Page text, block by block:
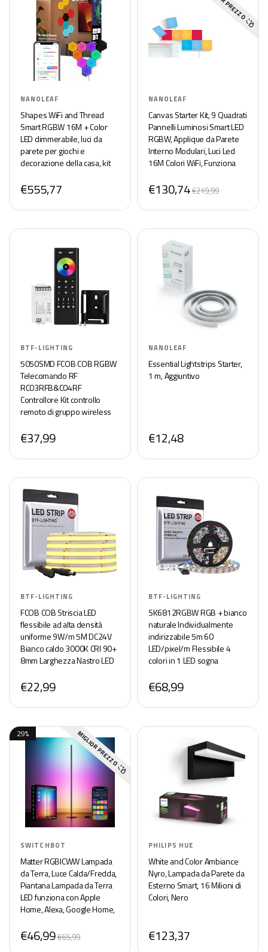
NANOLEAF
Shapes WiFi and Thread
Smart RGBW 16M + Color
LED dimmerabile, luci da
parete per giochi e
decorazione della casa, kit
intelligente con esagoni neri
(confezione da 9
€555,77
NANOLEAF
Canvas Starter Kit, 9 Quadrati
Pannelli Luminosi Smart LED
RGBW, Applique da Parete
Interno Modulari, Luci Led
16M Colori WiFi, Funziona
Monitor, Deco e Gaming
€130,74€219,99
BTF-LIGHTING
5050SMD FCOB COB RGBW
Telecomando RF
RC03RFB&C04RF
Controllore Kit controllo
remoto di gruppo wireless
strisce LED RGBW (+ V R G B
W) a 5 pin DC5V DC12V
DC24V
€37,99
NANOLEAF
Essential Lightstrips Starter,
1 m, Aggiuntivo
€12,48
BTF-LIGHTING
FCOB COB Striscia LED
flessibile ad alta densità
uniforme 9W/m 5M DC24V
Bianco caldo 3000K CRI 90+
8mm Larghezza Nastro LED
(senza adattatore o
controller)
€22,99
BTF-LIGHTING
SK6812RGBW RGB + bianco
naturale Individualmente
indirizzabile 5m 60
LED/pixel/m Flessibile 4
colori in 1 LED sogna
Non impermeabile DC5VPCB
bianco
€68,99
SWITCHBOT
Matter RGBICWW Lampada
da Terra, Luce Calda/Fredda,
Piantana Lampada da Terra
LED funziona con Apple
Home, Alexa, Google Home,
Sincronizzazione Musicale,
Modalità Scen
€46,99€65,99
29% MIGLIOR PREZZO
PHILIPS HUE
White and Color Ambiance
Nyro, Lampada da Parete da
Esterno Smart, 16 Milioni di
Colori, Nero
€123,37